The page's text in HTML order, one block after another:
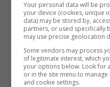
di calcio italiano.
Meteo e condizioni
Your personal data will be
your device (cookies, unique
data) may be stored by,
partners, or used specifically
may use precise geolocation
Some vendors may process
of legitimate interest, which
your options below. Look for
or in the site menu to
and cookie settings.